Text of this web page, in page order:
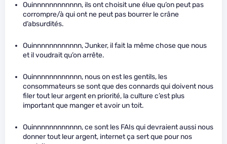
Ouinnnnnnnnnnnn, ils ont choisit une élue qu’on peut pas
corrompre/à qui ont ne peut pas bourrer le crâne
d’absurdités.
Ouinnnnnnnnnnnn, Junker, il fait la même chose que nous
et il voudrait qu’on arrête.
Ouinnnnnnnnnnnn, nous on est les gentils, les
consommateurs se sont que des connards qui doivent nous
filer tout leur argent en priorité, la culture c’est plus
important que manger et avoir un toit.
Ouinnnnnnnnnnnn, ce sont les FAIs qui devraient aussi nous
donner tout leur argent, internet ça sert que pour nos